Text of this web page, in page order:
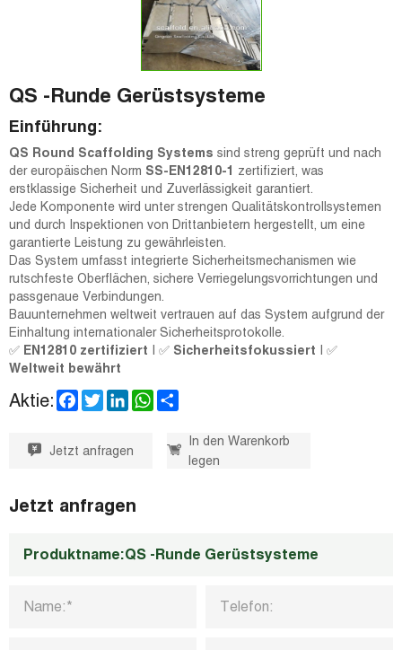
QS -Runde Gerüstsysteme
Einführung:
QS Round Scaffolding Systems sind streng geprüft und nach
der europäischen Norm SS-EN12810-1 zertifiziert, was
erstklassige Sicherheit und Zuverlässigkeit garantiert.
Jede Komponente wird unter strengen Qualitätskontrollsystemen
und durch Inspektionen von Drittanbietern hergestellt, um eine
garantierte Leistung zu gewährleisten.
Das System umfasst integrierte Sicherheitsmechanismen wie
rutschfeste Oberflächen, sichere Verriegelungsvorrichtungen und
passgenaue Verbindungen.
Bauunternehmen weltweit vertrauen auf das System aufgrund der
Einhaltung internationaler Sicherheitsprotokolle.
✅ EN12810 zertifiziert | ✅ Sicherheitsfokussiert | ✅
Weltweit bewährt
Aktie:
F
a
b
k
T
w
t
L
e
W
h
r
e
Jetzt anfragen
In den Warenkorb
legen
Jetzt anfragen